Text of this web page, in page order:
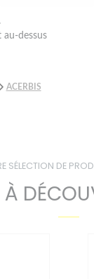
au-dessus
ACERBIS
SÉLECTION DE
À